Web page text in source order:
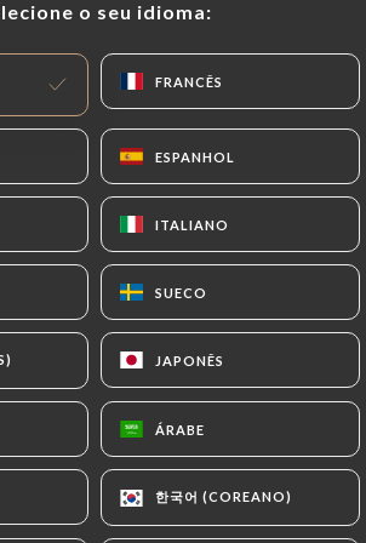
o seu idioma:
FRANCÊS
ESPANHOL
ITALIANO
SUECO
JAPONÊS
ÁRABE
한국어 (COREANO)
La Popotiere
o seu idioma:
FRANCÊS
ESPANHOL
ITALIANO
SUECO
JAPONÊS
ÁRABE
한국어 (COREANO)